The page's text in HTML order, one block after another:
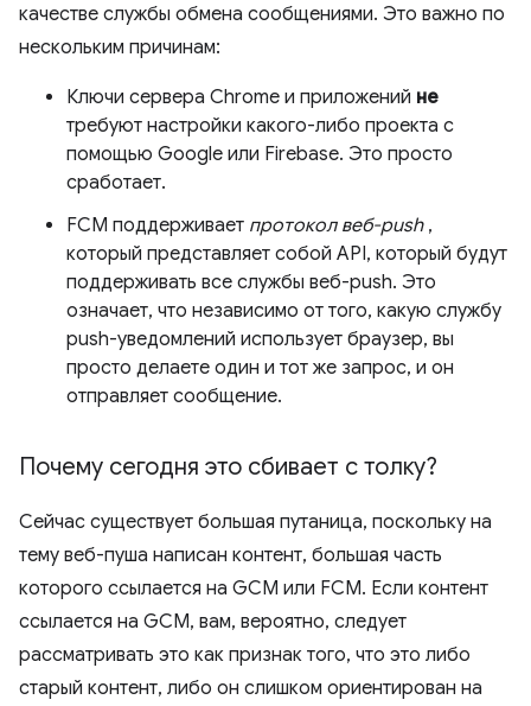
качестве службы обмена сообщениями. Это важно по
нескольким причинам:
Ключи сервера Chrome и приложений не
требуют настройки какого-либо проекта с
помощью Google или Firebase. Это просто
сработает.
FCM поддерживает протокол веб-push,
который представляет собой API, который будут
поддерживать все службы веб-push. Это
означает, что независимо от того, какую службу
push-уведомлений использует браузер, вы
просто делаете один и тот же запрос, и он
отправляет сообщение.
Почему сегодня это сбивает с толку?
Сейчас существует большая путаница, поскольку на
тему веб-пуша написан контент, большая часть
которого ссылается на GCM или FCM. Если контент
ссылается на GCM, вам, вероятно, следует
рассматривать это как признак того, что это либо
старый контент, либо он слишком ориентирован на